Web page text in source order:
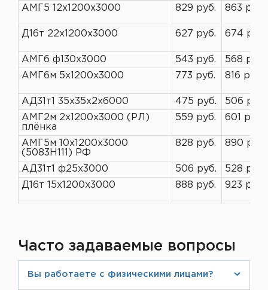
АМГ5 12х1200х3000
829 руб. 863 руб.
Д16т 22х1200х3000 627 руб. 674 руб.
АМГ6 ф130х3000 543 руб.
568 руб.
АМГ6м 5х1200х3000
773 руб. 816 руб.
АД31т1 35х35х2х6000 475 руб.
506 руб.
АМГ2м 2х1200х3000 (РЛ)
плёнка
559 руб. 601 руб.
АМГ5м 10х1200х3000
(5083Н111) РФ
828 руб. 890 руб.
АД31т1 ф25х3000 506 руб.
528 руб.
Д16т 15х1200х3000
888 руб. 923 руб.
Часто задаваемые вопросы
Вы работаете с физическими лицами?